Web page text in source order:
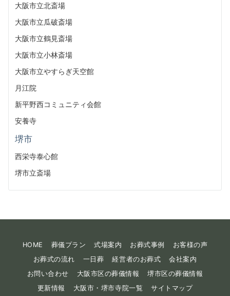
大阪市立北斎場
大阪市立瓜破斎場
大阪市立鶴見斎場
大阪市立小林斎場
大阪市立やすらぎ天空館
月江院
新平野西コミュニティ会館
安養寺
堺市
西栄寺泰心館
堺市立斎場
HOME 葬儀プラン 式場案内 お葬式事例
お客様の声
お葬式の流れ
一日葬 経営者のお葬式
会社案内
お問い合わせ
大阪市区の葬儀情報
堺市区の葬儀情報
更新情報
大阪市・堺市寺院一覧 サイトマップ